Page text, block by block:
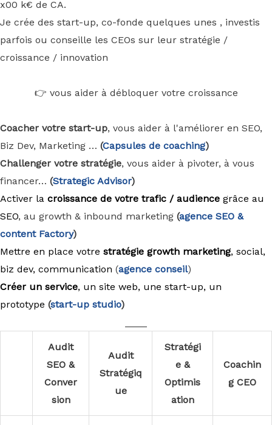
x00 k€ de CA.
Je crée des start-up, co-fonde quelques unes , investis
parfois ou conseille les CEOs sur leur stratégie /
croissance / innovation
👉 vous aider à débloquer votre croissance
Coacher votre start-up, vous aider à l'améliorer en SEO,
Biz Dev, Marketing … (Capsules de coaching)
Challenger votre stratégie, vous aider à pivoter, à vous
financer… (Strategic Advisor)
Activer la croissance de votre trafic / audience grâce au
SEO, au growth & inbound marketing (agence SEO &
content Factory)
Mettre en place votre stratégie growth marketing, social,
biz dev, communication (agence conseil)
Créer un service, un site web, une start-up, un
prototype (start-up studio)
Audit
SEO &
Conver
sion
Audit
Stratégiq
ue
Stratégi
e &
Optimis
ation
Coachin
g CEO